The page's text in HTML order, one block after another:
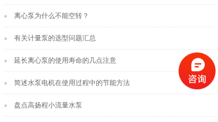
离心泵为什么不能空转？
有关计量泵的选型问题汇总
延长离心泵的使用寿命的几点注意
简述水泵电机在使用过程中的节能方法
盘点高扬程小流量水泵